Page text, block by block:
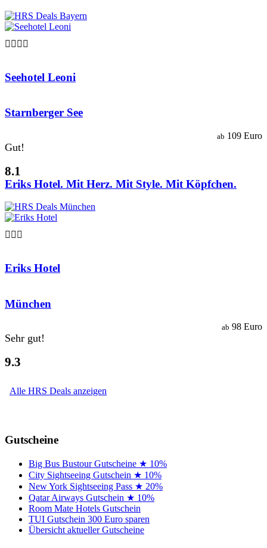

Seehotel Leoni
Starnberger See
Gut!
8.1
ab 109 Euro
Eriks Hotel. Mit Herz. Mit Style. Mit Köpfchen.

Eriks Hotel
München
Sehr gut!
9.3
ab 98 Euro
Alle HRS Deals anzeigen
Gutscheine
Big Bus Bustour Gutscheine ★ 10%
City Sightseeing Gutschein ★ 10%
New York Sightseeing Pass ★ 20%
Qatar Airways Gutschein ★ 10%
Room Mate Hotels Gutschein
TUI Gutschein 300 Euro sparen
Übersicht aktueller Gutscheine